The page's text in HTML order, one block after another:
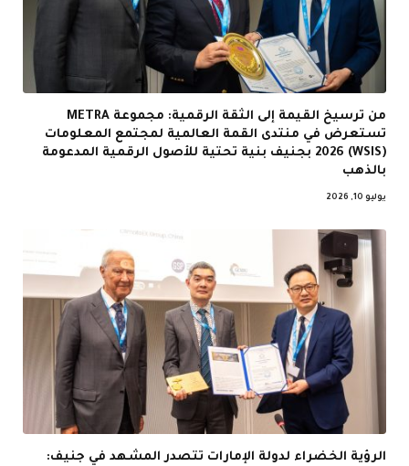
من ترسيخ القيمة إلى الثقة الرقمية: مجموعة METRA
تستعرض في منتدى القمة العالمية لمجتمع المعلومات
(WSIS) 2026 بجنيف بنية تحتية للأصول الرقمية المدعومة
بالذهب
يوليو 10, 2026
الرؤية الخضراء لدولة الإمارات تتصدر المشهد في جنيف: